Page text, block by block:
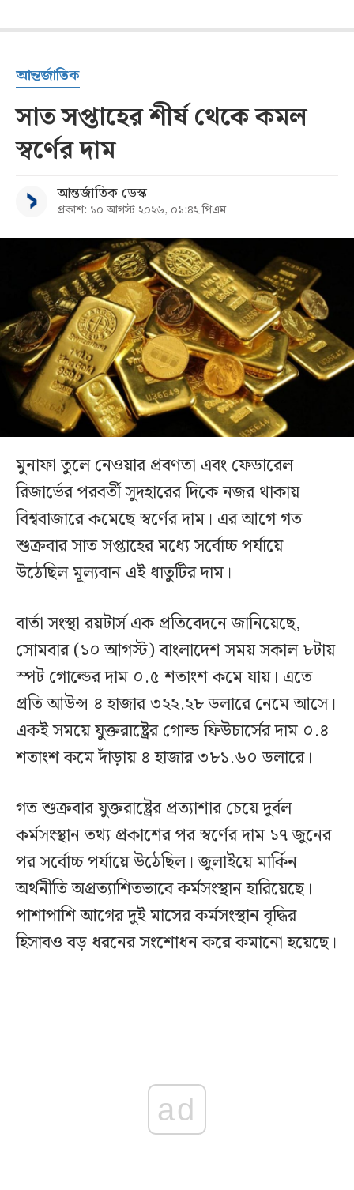
আন্তর্জাতিক
সাত সপ্তাহের শীর্ষ থেকে কমল
স্বর্ণের দাম
আন্তর্জাতিক ডেস্ক
প্রকাশ: ১০ আগস্ট ২০২৬, ০১:৪২ পিএম
মুনাফা তুলে নেওয়ার প্রবণতা এবং ফেডারেল
রিজার্ভের পরবর্তী সুদহারের দিকে নজর থাকায়
বিশ্ববাজারে কমেছে স্বর্ণের দাম। এর আগে গত
শুক্রবার সাত সপ্তাহের মধ্যে সর্বোচ্চ পর্যায়ে
উঠেছিল মূল্যবান এই ধাতুটির দাম।
বার্তা সংস্থা রয়টার্স এক প্রতিবেদনে জানিয়েছে,
সোমবার (১০ আগস্ট) বাংলাদেশ সময় সকাল ৮টায়
স্পট গোল্ডের দাম ০.৫ শতাংশ কমে যায়। এতে
প্রতি আউন্স ৪ হাজার ৩২২.২৮ ডলারে নেমে আসে।
একই সময়ে যুক্তরাষ্ট্রের গোল্ড ফিউচার্সের দাম ০.৪
শতাংশ কমে দাঁড়ায় ৪ হাজার ৩৮১.৬০ ডলারে।
গত শুক্রবার যুক্তরাষ্ট্রের প্রত্যাশার চেয়ে দুর্বল
কর্মসংস্থান তথ্য প্রকাশের পর স্বর্ণের দাম ১৭ জুনের
পর সর্বোচ্চ পর্যায়ে উঠেছিল। জুলাইয়ে মার্কিন
অর্থনীতি অপ্রত্যাশিতভাবে কর্মসংস্থান হারিয়েছে।
পাশাপাশি আগের দুই মাসের কর্মসংস্থান বৃদ্ধির
হিসাবও বড় ধরনের সংশোধন করে কমানো হয়েছে।
ad